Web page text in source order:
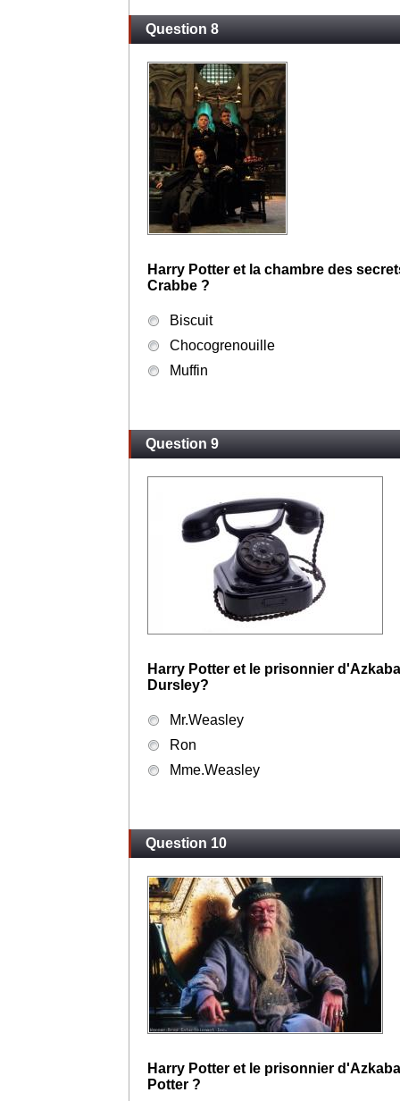
Question 8
Harry Potter et la chambre des
Crabbe ?
Biscuit
Chocogrenouille
Muffin
Question 9
Harry Potter et le prisonnier
Dursley?
Mr.Weasley
Ron
Mme.Weasley
Question 10
Harry Potter et le prisonnier
Potter ?